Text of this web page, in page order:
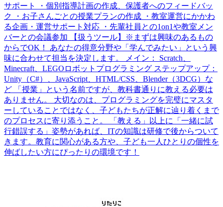
サポート ・個別指導計画の作成、保護者へのフィードバッ
ク ・お子さんごとの授業プランの作成 ・教室運営にかかわ
る企画・運営サポート対応 ・先輩社員との1on1や教室メン
バーとの会議参加 【扱うツール】※まずは興味のあるもの
からでOK！ あなたの得意分野や「学んでみたい」という興
味に合わせて担当を決定します。 メイン： Scratch、
Minecraft、LEGOロボットプログラミング ステップアップ：
Unity（C#）、JavaScript、HTML/CSS、Blender（3DCG）な
ど 「授業」という名前ですが、教科書通りに教える必要は
ありません。 大切なのは、プログラミングを完璧にマスタ
ーしていることではなく、子どもたちが正解に辿り着くまで
のプロセスに寄り添うこと。 「教える」以上に「一緒に試
行錯誤する」姿勢があれば、ITの知識は研修で後からついて
きます。教育に関心がある方や、子ども一人ひとりの個性を
伸ばしたい方にぴったりの環境です！